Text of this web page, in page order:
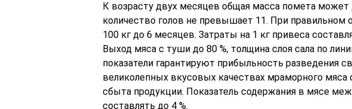
К возрасту двух месяцев общая масса помета может
количество голов не превышает 11. При правильном
100 кг до 6 месяцев. Затраты на 1 кг привеса
Выход мяса с туши до 80 %, толщина слоя сала по
показатели гарантируют прибыльность разведения
великолепных вкусовых качествах мраморного
сбыта продукции. Показатель содержания в мясе
составлять до 4 %.